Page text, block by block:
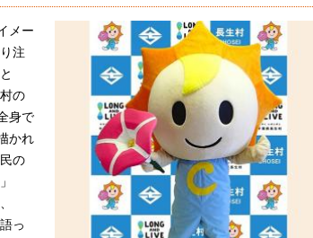
メー
注
の
身で
かれ
の
っ